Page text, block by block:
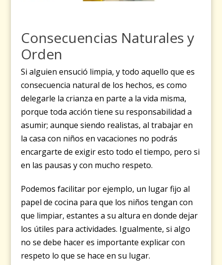
Consecuencias Naturales y
Orden
Si alguien ensució limpia, y todo aquello que es
consecuencia natural de los hechos, es como
delegarle la crianza en parte a la vida misma,
porque toda acción tiene su responsabilidad a
asumir; aunque siendo realistas, al trabajar en
la casa con niños en vacaciones no podrás
encargarte de exigir esto todo el tiempo, pero si
en las pausas y con mucho respeto.
Podemos facilitar por ejemplo, un lugar fijo al
papel de cocina para que los niños tengan con
que limpiar, estantes a su altura en donde dejar
los útiles para actividades. Igualmente, si algo
no se debe hacer es importante explicar con
respeto lo que se hace en su lugar.